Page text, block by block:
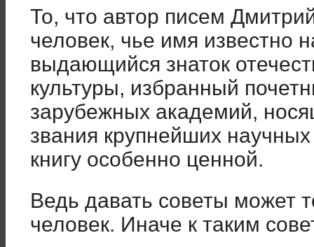
То, что автор писем
человек, чье имя известно
выдающийся знаток
культуры, избранный
зарубежных академий,
звания крупнейших
книгу особенно ценной.
Ведь давать советы может
человек. Иначе к таким